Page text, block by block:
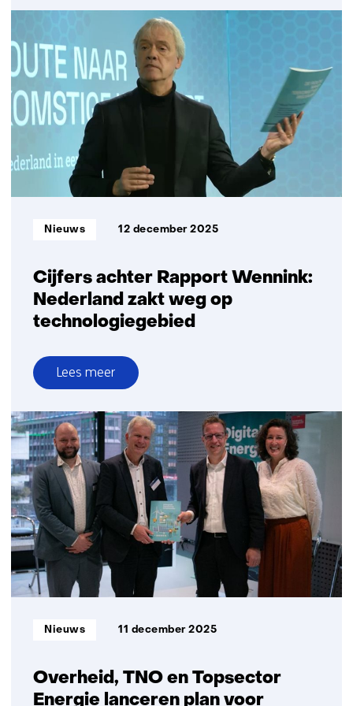
Christa
nieuwe
Chief
Scientist
van
TNO
Cijfers achter Rapport Wennink:
Nederland zakt weg op
technologiegebied
Informatietype:
Nieuws 12 december 2025
Lees meer
over
Cijfers
achter
Rapport
Wennink:
Nederland
zakt
weg
op
technologiegebied
Overheid, TNO en Topsector
Energie lanceren plan voor
Informatietype:
Nieuws 11 december 2025